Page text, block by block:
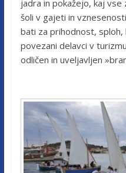
jadra in pokažejo, kaj
šoli v gajeti in
bati za prihodnost,
povezani delavci v
odličen in uveljavljen